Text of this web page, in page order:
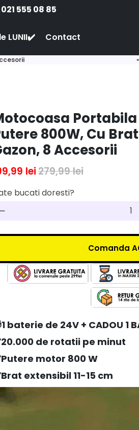
021 555 08 85
LUNII✔️ Contact
Portabila
800W, Cu
8 Accesorii
lei279,99 lei
bucati doresti?
Comanda
baterie de 24V + CADOU 1
20.000 de rotatii pe minut
utere motor 800 W
Brat extensibil 11-15 cm